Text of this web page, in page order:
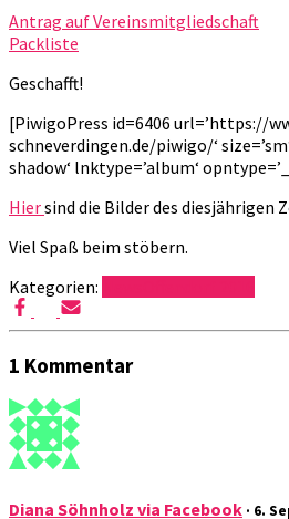
Antrag auf Vereinsmitgliedschaft
Packliste
Geschafft!
[PiwigoPress id=6406 url=’https://
schneverdingen.de/piwigo/‘
shadow‘ lnktype=’album‘
Hiersind die Bilder des diesjährigen
Viel Spaß beim stöbern.
Kategorien:
1 Kommentar
Diana Söhnholz via Facebook · 6.